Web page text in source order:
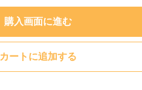
購入画面に進む
カートに追加する